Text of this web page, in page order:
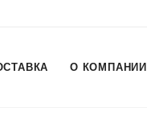
О КОМПАНИИ